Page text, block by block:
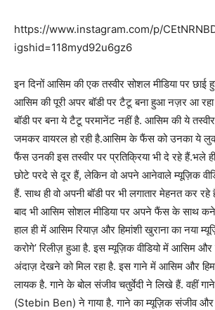
https://www.instagram.com/p/
igshid=118myd92u6gz6
इन दिनों आसिम की एक तस्वीर सोशल मीडिया पर छाई
आसिम की पूरी अपर बॉडी पर टैटू बना हुआ नज़र आ
बॉडी पर बना ये टैटू परमानेंट नहीं है. आसिम की ये
जमकर वायरल हो रही है.आसिम के फैंस को उनका ये
फैंस उनकी इस तस्वीर पर प्रतिक्रिया भी दे रहे हैं.भले
छोटे परदे से दूर हैं, लेकिन वो अपने आनेवाले म्यूज़िक
हैं. साथ ही वो अपनी बॉडी पर भी लगातार मेहनत कर रहे
बाद भी आसिम सोशल मीडिया पर अपने फैंस के साथ
हाल ही में आसिम रियाज़ और हिमांशी खुराना का नया
करोगे’ रिलीज़ हुआ है. इस म्यूज़िक वीडियो में आसिम और
अंदाज़ देखने को मिल रहा है. इस गाने में आसिम और
लायक है. गाने के बोल संजीव चतुर्वेदी ने लिखे हैं. वहीं
(Stebin Ben) ने गाया है. गाने का म्यूज़िक संजीव